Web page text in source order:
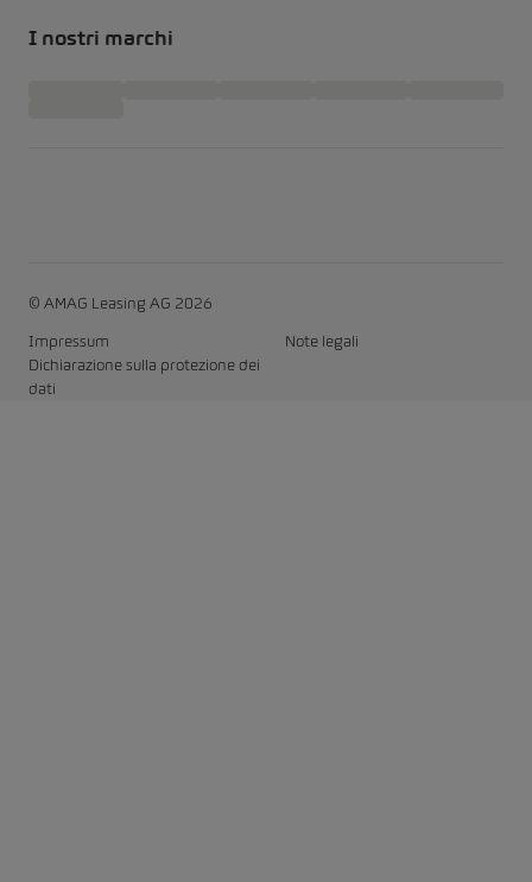
I nostri marchi
© AMAG Leasing AG 2026
Impressum
Note legali
Dichiarazione sulla protezione dei
dati